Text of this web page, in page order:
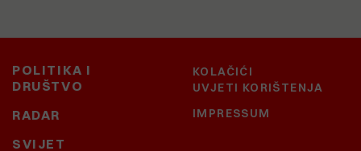
POLITIKA I
DRUŠTVO
RADAR
SVIJET
KOLAČIĆI
UVJETI KORIŠTENJA
IMPRESSUM